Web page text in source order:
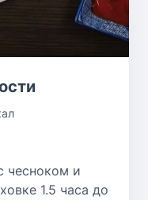
чесноком и
1.5 часа до